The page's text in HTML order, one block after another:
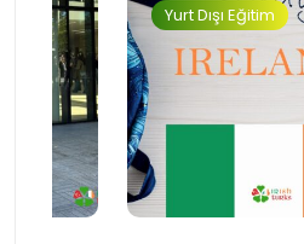
Yurt Dışı Eğitim